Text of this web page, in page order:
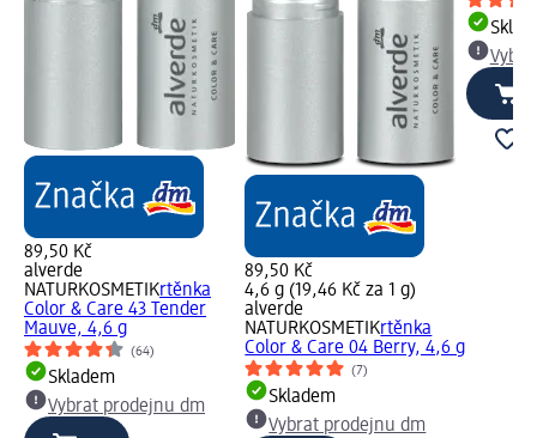
89,50 Kč
alverde
NATURKOSMETIKrtěnka
Color & Care 43 Tender
Mauve, 4,6 g
(64)
Skladem
Vybrat prodejnu dm
89,50 Kč
4,6 g (19,46 Kč za 1 g)
alverde
NATURKOSMETIKrtěnka
Color & Care 04 Berry, 4,6 g
(7)
Skladem
Vybrat prodejnu dm